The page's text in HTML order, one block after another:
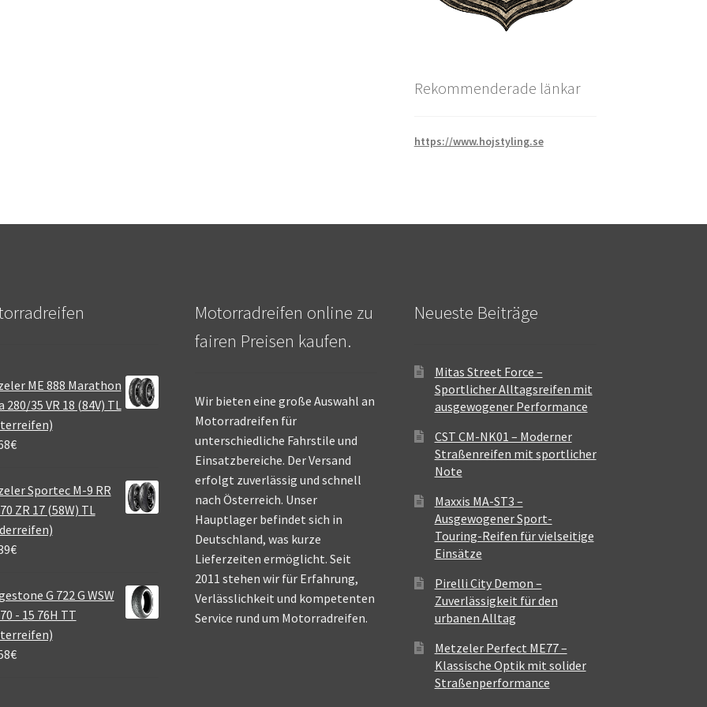
Rekommenderade länkar
https://www.hojstyling.se
ME 888 Marathon
280/35 VR 18 (84V) TL
€
Sportec M-9 RR
ZR 17 (58W) TL
€
G 722 G WSW
- 15 76H TT
€
Motorradreifen online zu
fairen Preisen kaufen.
Wir bieten eine große Auswahl an
Motorradreifen für
unterschiedliche Fahrstile und
Einsatzbereiche. Der Versand
erfolgt zuverlässig und schnell
nach Österreich. Unser
Hauptlager befindet sich in
Deutschland, was kurze
Lieferzeiten ermöglicht. Seit
2011 stehen wir für Erfahrung,
Verlässlichkeit und kompetenten
Service rund um Motorradreifen.
Neueste Beiträge
Mitas Street Force –
Sportlicher Alltagsreifen mit
ausgewogener Performance
CST CM-NK01 – Moderner
Straßenreifen mit sportlicher
Note
Maxxis MA-ST3 –
Ausgewogener Sport-
Touring-Reifen für vielseitige
Einsätze
Pirelli City Demon –
Zuverlässigkeit für den
urbanen Alltag
Metzeler Perfect ME77 –
Klassische Optik mit solider
Straßenperformance